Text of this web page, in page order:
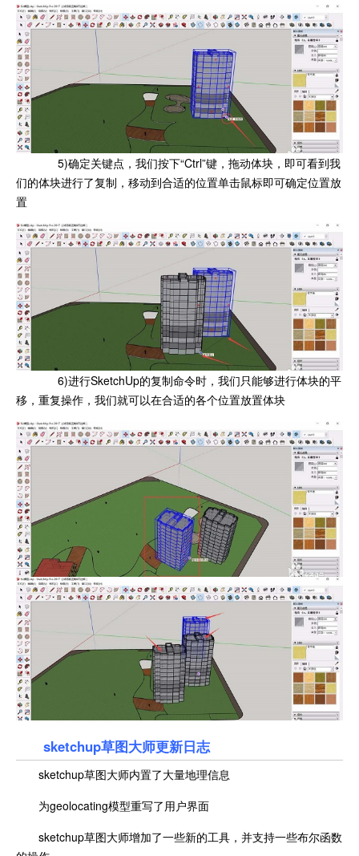
5)确定关键点，我们按下“Ctrl”键，拖动体块，即可看到我
们的体块进行了复制，移动到合适的位置单击鼠标即可确定位置放
置
6)进行SketchUp的复制命令时，我们只能够进行体块的平
移，重复操作，我们就可以在合适的各个位置放置体块
sketchup草图大师更新日志
sketchup草图大师内置了大量地理信息
为geolocating模型重写了用户界面
sketchup草图大师增加了一些新的工具，并支持一些布尔函数